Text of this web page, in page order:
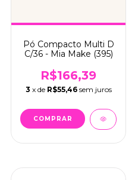
Pó Compacto Multi D
C/36 - Mia Make (395)
R$166,39
3 x de R$55,46 sem juros